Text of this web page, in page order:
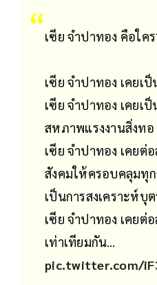
เซีย จำปาทอง คือใคร
เซีย จำปาทอง เคยเ
เซีย จำปาทอง เคยเ
สหภาพแรงงานสิ่งทอ
เซีย จำปาทอง เคยต่
สังคมให้ครอบคลุมทุ
เป็นการสงเคราะห์บุ
เซีย จำปาทอง เคยต่
เท่าเทียมกัน…
pic.twitter.com/